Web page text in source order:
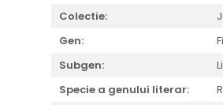
Colectie:
Gen:
Subgen:
Specie a genului literar: